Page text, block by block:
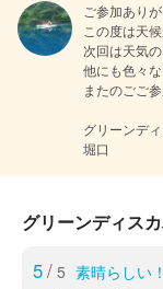
ご参加あり
この度は天
次回は天気
他にも色々
またのごご
グリーンデ
堀口
グリーンディス
5/ 5 素晴らしい！